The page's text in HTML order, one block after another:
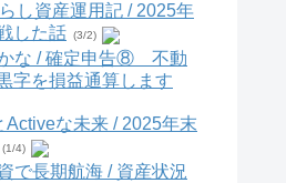
し資産運用記 / 2025年
した話 (3/2)
な / 確定申告⑧ 不動
字を損益通算します
Activeな未来 / 2025年末
(1/4)
で長期航海 / 資産状況